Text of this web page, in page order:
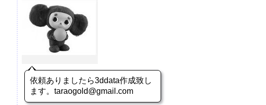
依頼ありましたら3ddata作成致し
ます。taraogold@gmail.com